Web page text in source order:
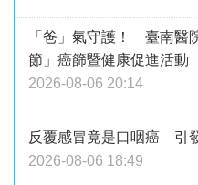
「爸」氣守護！ 臺南醫
節」癌篩暨健康促進活動
2026-08-06 20:14
反覆感冒竟是口咽癌 引
2026-08-06 18:49